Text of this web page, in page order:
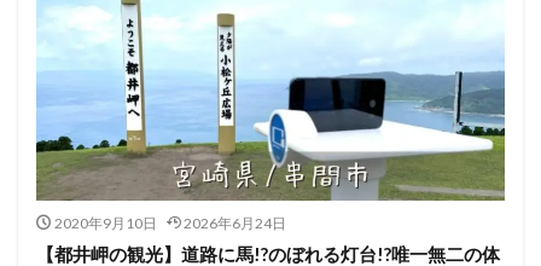
2020年9月10日 2026年6月24日
【都井岬の観光】道路に馬!?のぼれる灯台!?唯一無二の体